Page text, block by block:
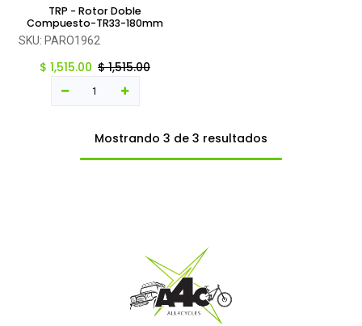
TRP - Rotor Doble
Compuesto-TR33-180mm
SKU: PARO1962
$ 1,515.00 $1,515.00
Mostrando 3 de 3 resultados